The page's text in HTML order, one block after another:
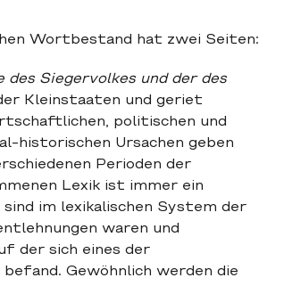
Wortbestand hat zwei Seiten:
Siegervolkes und der des
Kleinstaaten und geriet
politischen und
historischen Ursachen geben
Perioden der
Lexik ist immer ein
im lexikalischen System der
waren und
der sich eines der
Gewöhnlich werden die